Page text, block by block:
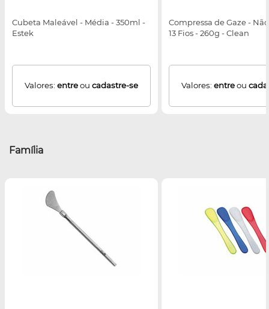
Cubeta Maleável - Média - 350ml -
Estek
Valores: entreou cadastre-se
Compressa de Gaze -
13 Fios - 260g - Clean
Valores: entreou
Família